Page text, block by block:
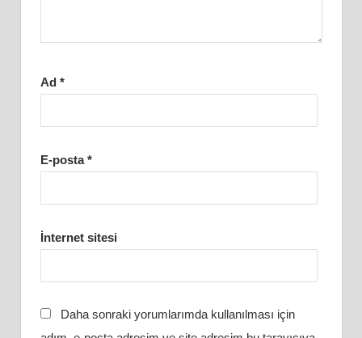
Ad *
E-posta*
İnternet sitesi
Daha sonraki yorumlarımda kullanılması için